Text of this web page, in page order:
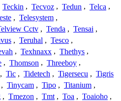
Teckin , Tecvoz , Tedun , Telca ,
, Telesystem ,
Cctv , Tenda , Tensai ,
, Teruhal , Tesco ,
, Texhnaxx , Thethys ,
, Thomson , Threeboy ,
, Tic , Tidetech , Tigersecu , Tigris
, Tinycam , Tipo , Titanium ,
, Tmezon , Tmt , Toa , Toaioho ,